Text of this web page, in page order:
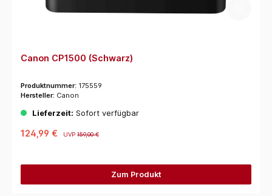
Canon CP1500 (Schwarz)
Produktnummer: 175559
Hersteller: Canon
Lieferzeit: Sofort verfügbar
124,99 € UVP159,00 €
Zum Produkt